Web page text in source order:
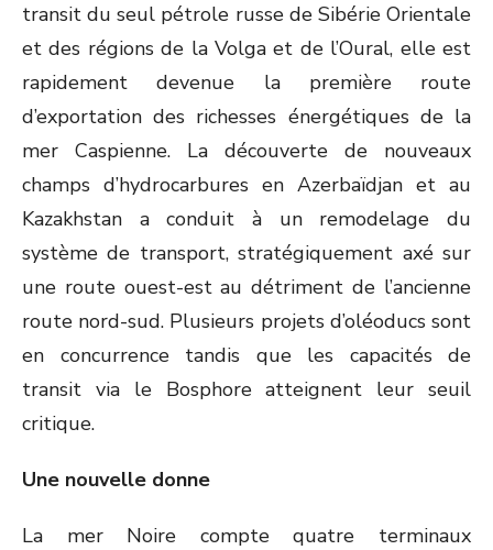
transit du seul pétrole russe de Sibérie Orientale
et des régions de la Volga et de l’Oural, elle est
rapidement devenue la première route
d’exportation des richesses énergétiques de la
mer Caspienne. La découverte de nouveaux
champs d’hydrocarbures en Azerbaïdjan et au
Kazakhstan a conduit à un remodelage du
système de transport, stratégiquement axé sur
une route ouest-est au détriment de l’ancienne
route nord-sud. Plusieurs projets d’oléoducs sont
en concurrence tandis que les capacités de
transit via le Bosphore atteignent leur seuil
critique.
Une nouvelle donne
La mer Noire compte quatre terminaux